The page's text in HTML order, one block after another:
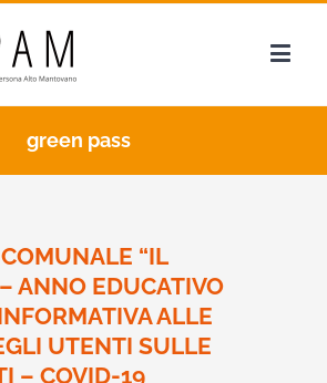
green pass
“IL
ANNO EDUCATIVO
ALLE
UTENTI SULLE
– COVID-19